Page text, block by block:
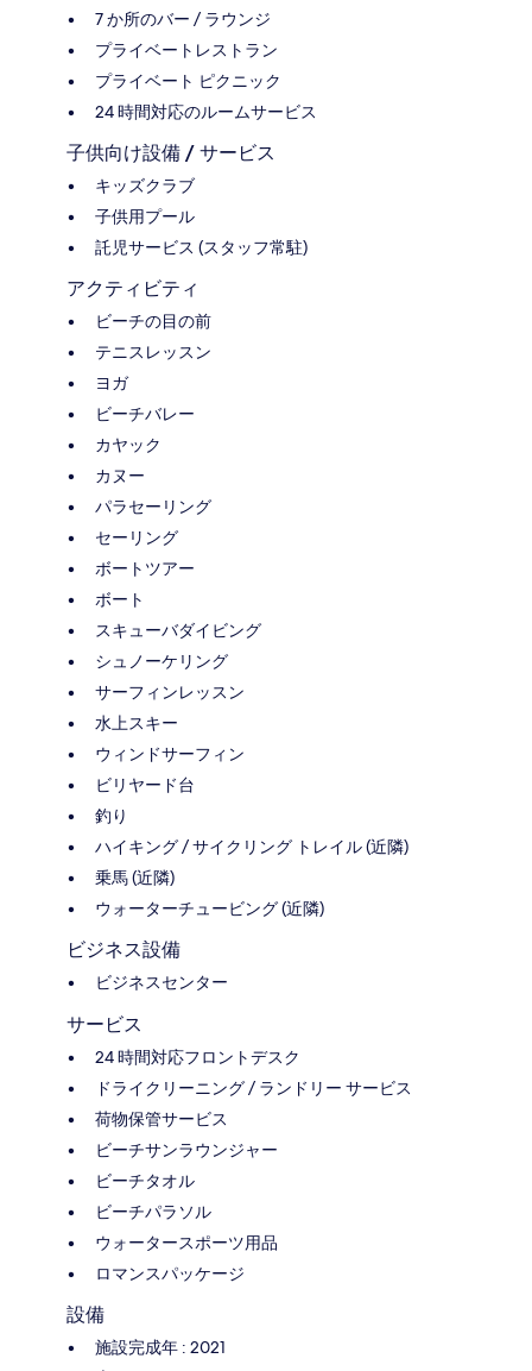
7 か所のバー / ラウンジ
プライベートレストラン
プライベート ピクニック
24 時間対応のルームサービス
子供向け設備 / サービス
キッズクラブ
子供用プール
託児サービス (スタッフ常駐)
アクティビティ
ビーチの目の前
テニスレッスン
ヨガ
ビーチバレー
カヤック
カヌー
パラセーリング
セーリング
ボートツアー
ボート
スキューバダイビング
シュノーケリング
サーフィンレッスン
水上スキー
ウィンドサーフィン
ビリヤード台
釣り
ハイキング / サイクリング トレイル (近隣)
乗馬 (近隣)
ウォーターチュービング (近隣)
ビジネス設備
ビジネスセンター
サービス
24 時間対応フロントデスク
ドライクリーニング / ランドリー サービス
荷物保管サービス
ビーチサンラウンジャー
ビーチタオル
ビーチパラソル
ウォータースポーツ用品
ロマンスパッケージ
設備
施設完成年 : 2021